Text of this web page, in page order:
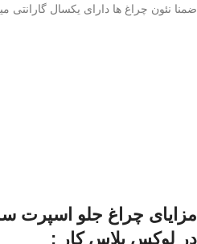
ضمنا نئون چراغ ها دارای یکسال گارانتی
در لوکس پلاس کار :